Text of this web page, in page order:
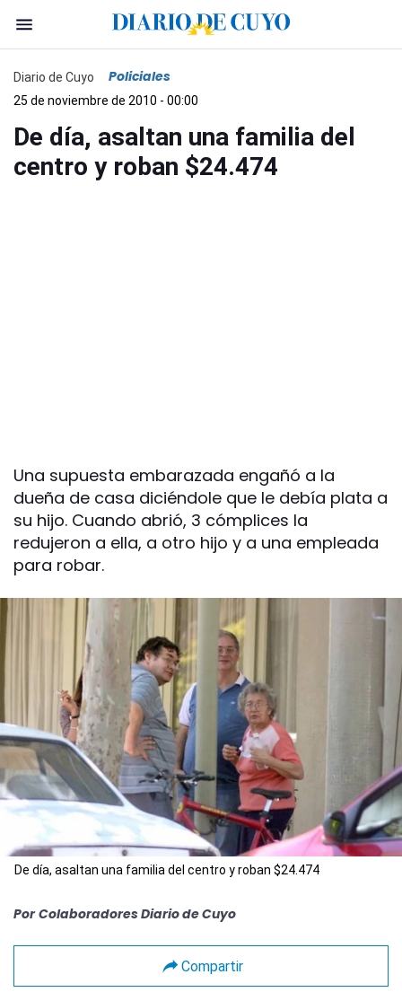
Diario de Cuyo Policiales
25 de noviembre de 2010 - 00:00
De día, asaltan una familia del
centro y roban $24.474
Una supuesta embarazada engañó a la
dueña de casa diciéndole que le debía plata a
su hijo. Cuando abrió, 3 cómplices la
redujeron a ella, a otro hijo y a una empleada
para robar.
De día, asaltan una familia del centro y roban $24.474
Por Colaboradores Diario de Cuyo
Compartir